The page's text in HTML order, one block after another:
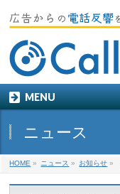
MENU
ニュース
HOME » ニュース » お知らせ »